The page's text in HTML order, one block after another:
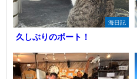
海日記
久しぶりのボート！